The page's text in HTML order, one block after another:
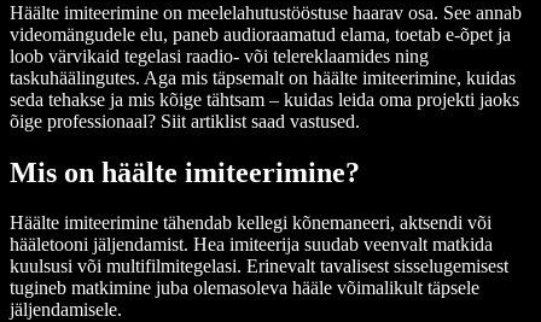
Häälte imiteerimine on meelelahutustööstuse haarav osa. See annab
videomängudele elu, paneb audioraamatud elama, toetab e-õpet ja
loob värvikaid tegelasi raadio- või telereklaamides ning
taskuhäälingutes. Aga mis täpsemalt on häälte imiteerimine, kuidas
seda tehakse ja mis kõige tähtsam – kuidas leida oma projekti jaoks
õige professionaal? Siit artiklist saad vastused.
Mis on häälte imiteerimine?
Häälte imiteerimine tähendab kellegi kõnemaneeri, aktsendi või
hääletooni jäljendamist. Hea imiteerija suudab veenvalt matkida
kuulsusi või multifilmitegelasi. Erinevalt tavalisest sisselugemisest
tugineb matkimine juba olemasoleva hääle võimalikult täpsele
jäljendamisele.